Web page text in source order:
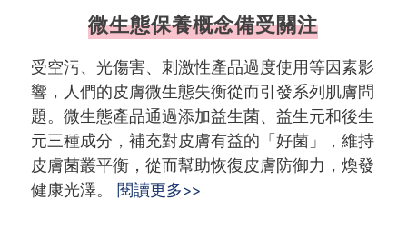
微生態保養概念備受關注
受空污、光傷害、刺激性產品過度使用等因素影
響，人們的皮膚微生態失衡從而引發系列肌膚問
題。微生態產品通過添加益生菌、益生元和後生
元三種成分，補充對皮膚有益的「好菌」，維持
皮膚菌叢平衡，從而幫助恢復皮膚防御力，煥發
健康光澤。 閱讀更多>>